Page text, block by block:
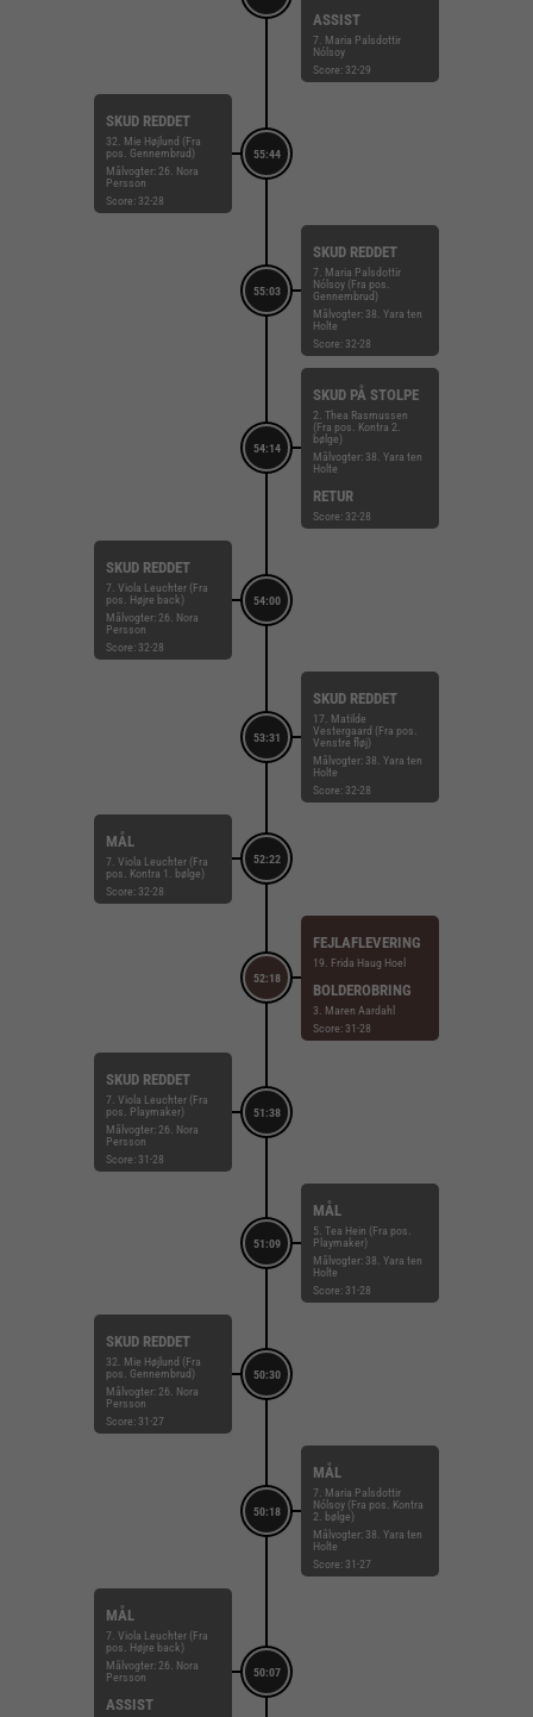
ASSIST
7. Maria Palsdottir
Nólsoy
Score: 32-29
55:44
SKUD REDDET
32. Mie Højlund (Fra
pos. Gennembrud)
Målvogter: 26. Nora
Persson
Score: 32-28
55:03
SKUD REDDET
7. Maria Palsdottir
Nólsoy (Fra pos.
Gennembrud)
Målvogter: 38. Yara ten
Holte
Score: 32-28
54:14
SKUD PÅ STOLPE
2. Thea Rasmussen
(Fra pos. Kontra 2.
bølge)
Målvogter: 38. Yara ten
Holte
RETUR
Score: 32-28
54:00
SKUD REDDET
7. Viola Leuchter (Fra
pos. Højre back)
Målvogter: 26. Nora
Persson
Score: 32-28
53:31
SKUD REDDET
17. Matilde
Vestergaard (Fra pos.
Venstre fløj)
Målvogter: 38. Yara ten
Holte
Score: 32-28
52:22
MÅL
7. Viola Leuchter (Fra
pos. Kontra 1. bølge)
Score: 32-28
52:18
FEJLAFLEVERING
19. Frida Haug Hoel
BOLDEROBRING
3. Maren Aardahl
Score: 31-28
51:38
SKUD REDDET
7. Viola Leuchter (Fra
pos. Playmaker)
Målvogter: 26. Nora
Persson
Score: 31-28
51:09
MÅL
5. Tea Hein (Fra pos.
Playmaker)
Målvogter: 38. Yara ten
Holte
Score: 31-28
50:30
SKUD REDDET
32. Mie Højlund (Fra
pos. Gennembrud)
Målvogter: 26. Nora
Persson
Score: 31-27
50:18
MÅL
7. Maria Palsdottir
Nólsoy (Fra pos. Kontra
2. bølge)
Målvogter: 38. Yara ten
Holte
Score: 31-27
50:07
MÅL
7. Viola Leuchter (Fra
pos. Højre back)
Målvogter: 26. Nora
Persson
ASSIST